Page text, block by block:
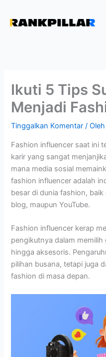
konten
Ikuti 5 Tips
Menjadi
Tinggalkan Komentar / Oleh
Fashion influencer saat ini
karir yang sangat
mana media sosial
fashion influencer adalah
besar di dunia fashion,
blog, maupun YouTube.
Fashion influencer kerap
pengikutnya dalam
hingga aksesoris.
pilihan busana, tetapi juga
fashion di masa depan.